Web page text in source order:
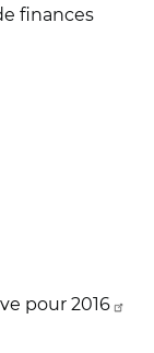
finances
pour 2016